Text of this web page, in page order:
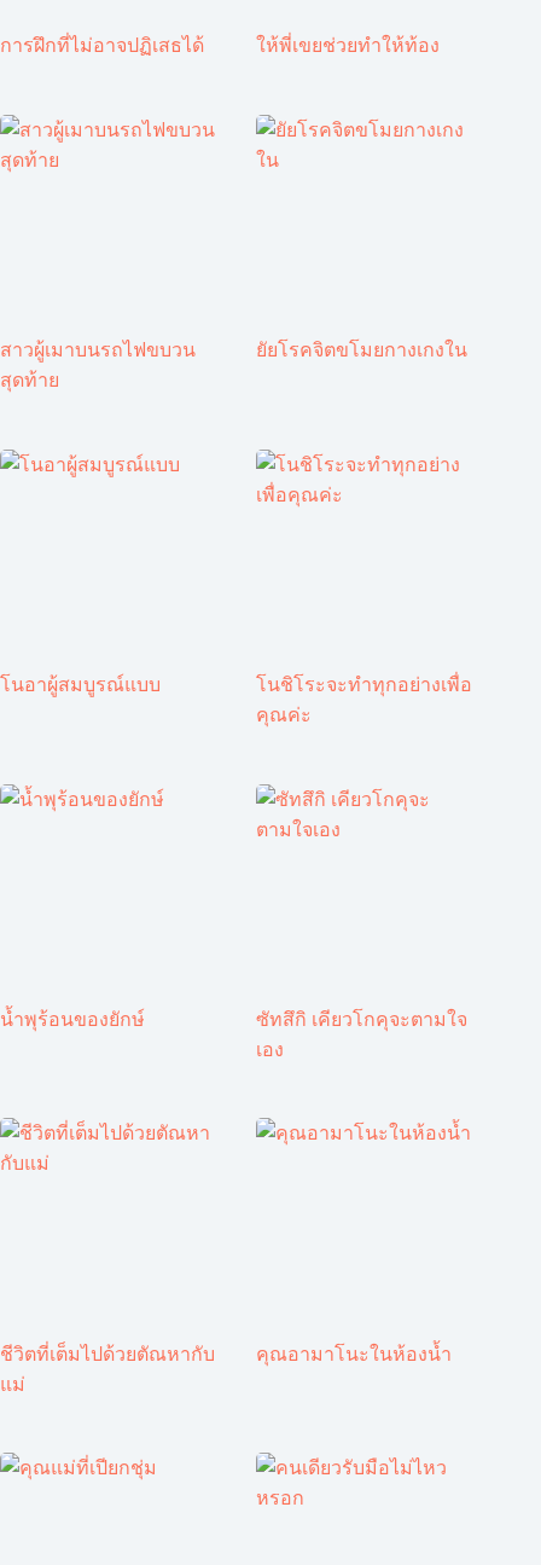
การฝึกที่ไม่อาจปฏิเสธได้ ให้พี่เขยช่วยทำให้ท้อง
สาวผู้เมาบนรถไฟขบวน
สุดท้าย
ยัยโรคจิตขโมยกางเกงใน
โนอาผู้สมบูรณ์แบบ
โนชิโระจะทำทุกอย่างเพื่อ
คุณค่ะ
น้ำพุร้อนของยักษ์
ซัทสึกิ เคียวโกคุจะตามใจ
เอง
ชีวิตที่เต็มไปด้วยตัณหากับ
แม่
คุณอามาโนะในห้องน้ำ